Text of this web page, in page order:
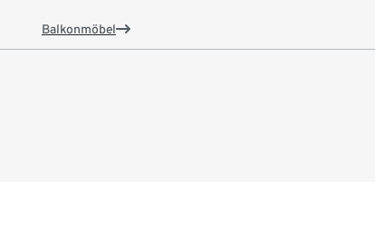
Balkonmöbel